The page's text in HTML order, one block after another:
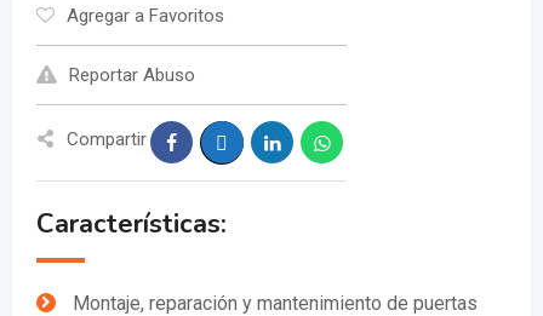
Agregar a Favoritos
Reportar Abuso
Compartir
Características:
Montaje, reparación y mantenimiento de puertas